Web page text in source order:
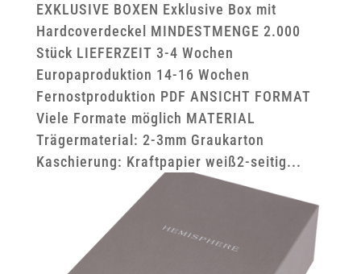
EXKLUSIVE BOXEN Exklusive Box mit
Hardcoverdeckel MINDESTMENGE 2.000
Stück LIEFERZEIT 3-4 Wochen
Europaproduktion 14-16 Wochen
Fernostproduktion PDF ANSICHT FORMAT
Viele Formate möglich MATERIAL
Trägermaterial: 2-3mm Graukarton
Kaschierung: Kraftpapier weiß2-seitig...